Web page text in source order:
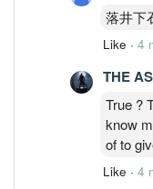
落井下
Like · 4
THE
True ?
know
of to
Like · 4